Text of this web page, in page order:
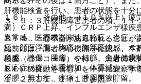
肝機能検査を行い、患者の状態を十分
３、９．３肝機能障害患者の項、１１
８．４． 心不全があらわれることが
始前には、患者の心機能を確認し、本
検査（心エコー等）を行い、患者の状
ＥＦ）の変動を含む）を十分に観察す
１．２、１１．１．１３参照〕。
１６）． その他：（１０％以上）疲
満）ＣＲＰ上昇、インフルエンザ様疾
異常感、医療機器関連血栓症、炎症、
症、顔面浮腫、胸痛、胸部不快感、Ｃ
怠感、挫傷、腫瘤、小結節、全身健康
反応症候群、体重増加、体重減少、転
浮腫、無力症、疼痛、膵周囲液貯留。